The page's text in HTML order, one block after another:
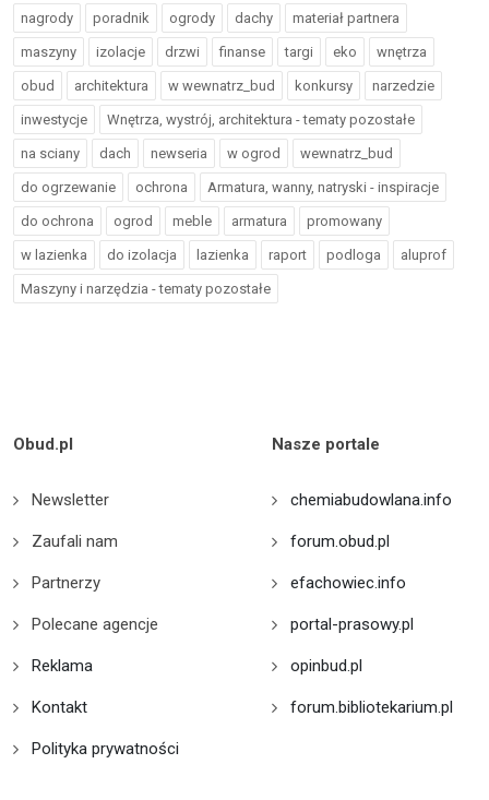
nagrody poradnik ogrody dachy materiał partnera
maszyny izolacje drzwi finanse targi eko wnętrza
obud architektura w wewnatrz_bud konkursy narzedzie
inwestycje Wnętrza, wystrój, architektura - tematy pozostałe
na sciany dach newseria w ogrod wewnatrz_bud
do ogrzewanie ochrona Armatura, wanny, natryski - inspiracje
do ochrona ogrod meble armatura promowany
w lazienka do izolacja lazienka raport podloga aluprof
Maszyny i narzędzia - tematy pozostałe
Obud.pl
Newsletter
Zaufali nam
Partnerzy
Polecane agencje
Reklama
Kontakt
Polityka prywatności
Nasze portale
chemiabudowlana.info
forum.obud.pl
efachowiec.info
portal-prasowy.pl
opinbud.pl
forum.bibliotekarium.pl